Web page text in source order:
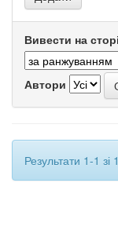
Вивести на
Автори
Результати 1-1